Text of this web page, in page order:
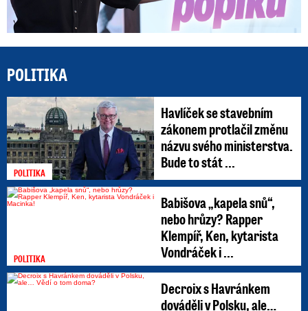
POLITIKA
POLITIKA
Havlíček se stavebním
zákonem protlačil změnu
názvu svého ministerstva.
Bude to stát ...
POLITIKA
Babišova „kapela snů“,
nebo hrůzy? Rapper
Klempíř, Ken, kytarista
Vondráček i ...
Decroix s Havránkem
dováděli v Polsku, ale…